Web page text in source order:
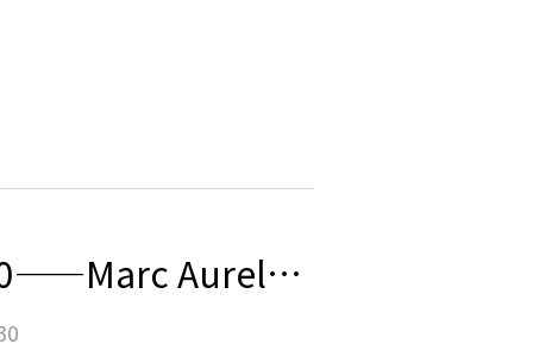
讲座预告 | 未来格式 #10——Marc Aurel Schnabel：沉浸式设计未来：人工智能、创意技术与文化体验的未来